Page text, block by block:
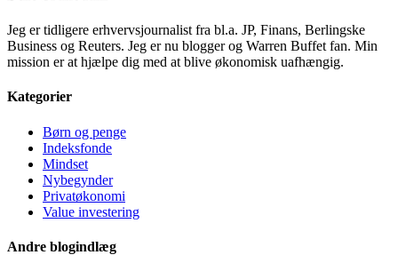
Jeg er tidligere erhvervsjournalist fra bl.a. JP, Finans, Berlingske
Business og Reuters. Jeg er nu blogger og Warren Buffet fan. Min
mission er at hjælpe dig med at blive økonomisk uafhængig.
Kategorier
Børn og penge
Indeksfonde
Mindset
Nybegynder
Privatøkonomi
Value investering
Andre blogindlæg